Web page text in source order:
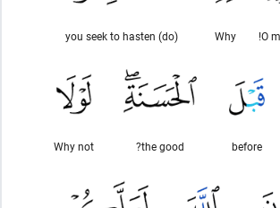
Why
(do) you seek to hasten
before
the good?
Why not